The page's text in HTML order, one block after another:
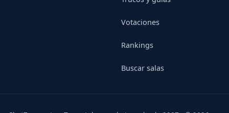
Votaciones
Rankings
Buscar salas